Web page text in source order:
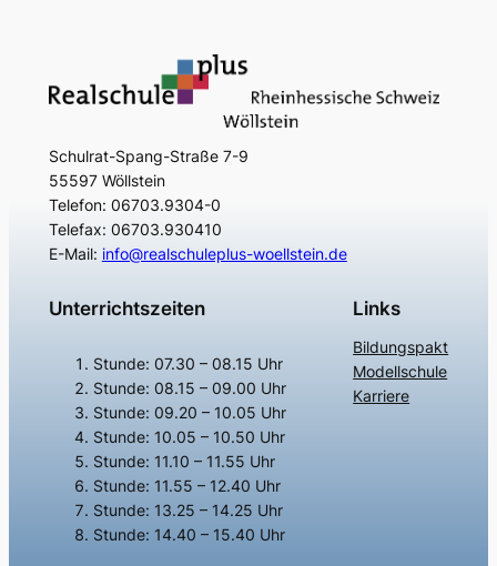
Schulrat-Spang-Straße 7-9
55597 Wöllstein
Telefon: 06703.9304-0
Telefax: 06703.930410
E-Mail: info@realschuleplus-woellstein.de
Unterrichtszeiten
Stunde: 07.30 – 08.15 Uhr
Stunde: 08.15 – 09.00 Uhr
Stunde: 09.20 – 10.05 Uhr
Stunde: 10.05 – 10.50 Uhr
Stunde: 11.10 – 11.55 Uhr
Stunde: 11.55 – 12.40 Uhr
Stunde: 13.25 – 14.25 Uhr
Stunde: 14.40 – 15.40 Uhr
Links
Bildungspakt
Modellschule
Karriere